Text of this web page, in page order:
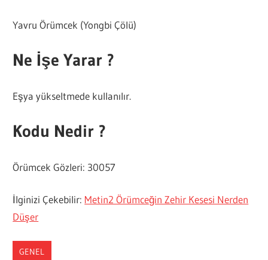
Yavru Örümcek (Yongbi Çölü)
Ne İşe Yarar ?
Eşya yükseltmede kullanılır.
Kodu Nedir ?
Örümcek Gözleri: 30057
İlginizi Çekebilir: Metin2 Örümceğin Zehir Kesesi Nerden
Düşer
GENEL